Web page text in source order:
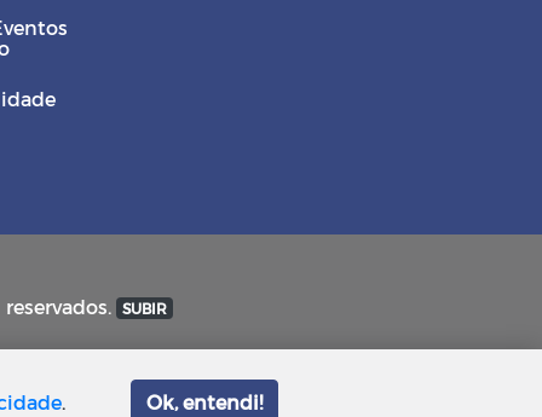
SUBIR
. Ok, entendi!